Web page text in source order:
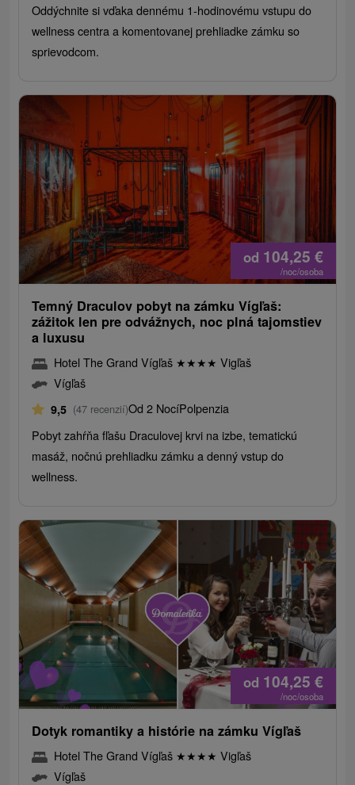
Oddýchnite si vďaka dennému 1-hodinovému vstupu do
wellness centra a komentovanej prehliadke zámku so
sprievodcom.
od 104,25 €
/noc/osoba
Temný Draculov pobyt na zámku Vígľaš:
zážitok len pre odvážnych, noc plná tajomstiev
a luxusu
Hotel The Grand Vígľaš ★★★★ Vigľaš
Vígľaš
9,5 (47 recenzií)Od 2 NocíPolpenzia
Pobyt zahŕňa fľašu Draculovej krvi na izbe, tematickú
masáž, nočnú prehliadku zámku a denný vstup do
wellness.
od 104,25 €
/noc/osoba
Dotyk romantiky a histórie na zámku Vígľaš
Hotel The Grand Vígľaš ★★★★ Vigľaš
Vígľaš